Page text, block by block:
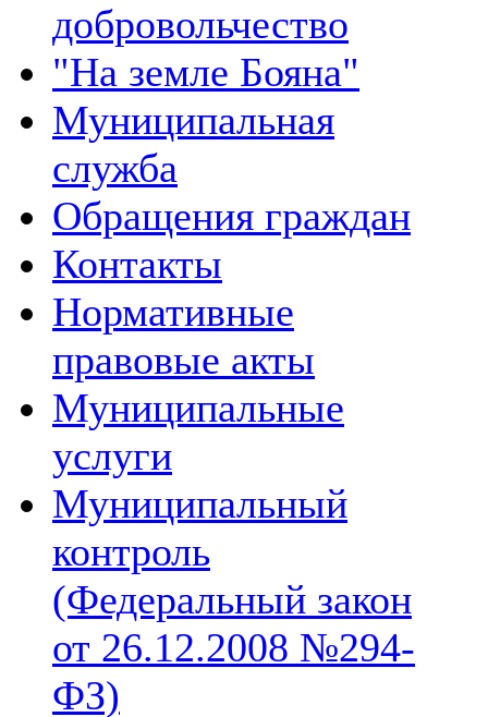
добровольчество
"На земле Бояна"
Муниципальная
служба
Обращения граждан
Контакты
Нормативные
правовые акты
Муниципальные
услуги
Муниципальный
контроль
(Федеральный закон
от 26.12.2008 №294-
ФЗ)